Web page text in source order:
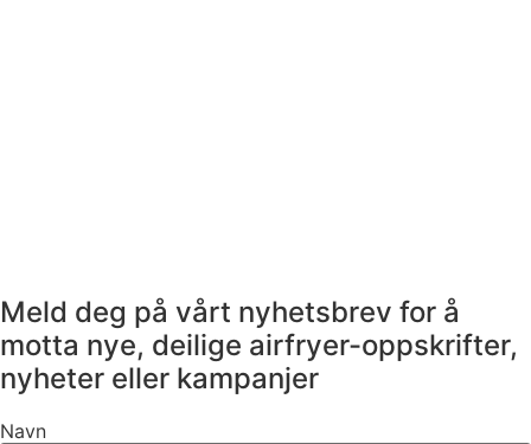
Meld deg på vårt nyhetsbrev for å
motta nye, deilige airfryer-oppskrifter,
nyheter eller kampanjer
Navn